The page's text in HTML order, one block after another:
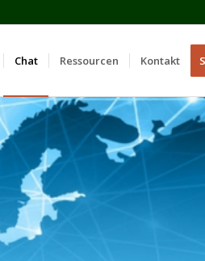
Chat Ressourcen Kontakt